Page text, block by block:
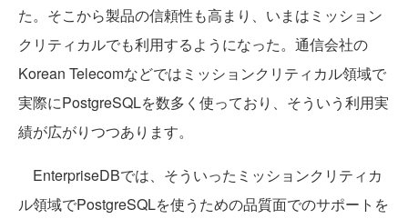
た。そこから製品の信頼性も高まり、いまはミッション
クリティカルでも利用するようになった。通信会社の
Korean Telecomなどではミッションクリティカル領域で
実際にPostgreSQLを数多く使っており、そういう利用実
績が広がりつつあります。
EnterpriseDBでは、そういったミッションクリティカ
ル領域でPostgreSQLを使うための品質面でのサポートを